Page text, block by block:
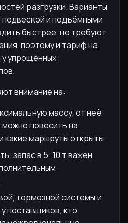
разгрузки. Варианты
и подъёмными
быстрее, но требуют
поэтому и тариф на
упрощённых
внимание на:
массу, от неё
можно повесить на
какие маршруты открыты.
запас в 5−10 т важен
тормозной системы и
поставщиков, кто